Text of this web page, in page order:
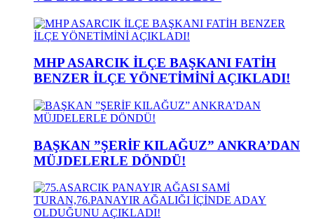
MHP ASARCIK İLÇE BAŞKANI FATİH
BENZER İLÇE YÖNETİMİNİ AÇIKLADI!
BAŞKAN ”ŞERİF KILAĞUZ” ANKRA’DAN
MÜJDELERLE DÖNDÜ!